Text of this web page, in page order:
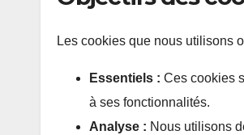
Les cookies que nous utilisons
Essentiels : Ces cookies
à ses fonctionnalités.
Analyse : Nous utilisons